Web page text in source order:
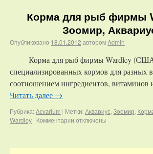
Корма для рыб фирмы
Зоомир,
Опубликовано 18.01.2012 авторомAdmin
Корма для рыб фирмы Wardley
специализированных кормов для
соотношением ингредиентов,
Читать далее →
Рубрика:Aсvarium | Метки:Аквариус, Зоомир,
Wardley | Комментарии отключены